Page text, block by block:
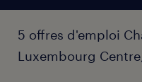
5 offres d'emploi
Luxembourg